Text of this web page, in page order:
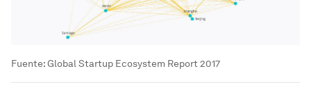
Fuente: Global Startup Ecosystem Report 2017